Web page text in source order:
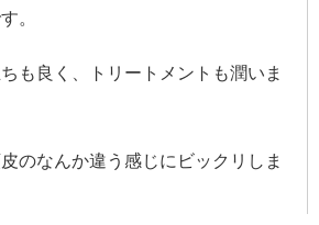
。
も良く、トリートメントも潤いま
のなんか違う感じにビックリしま